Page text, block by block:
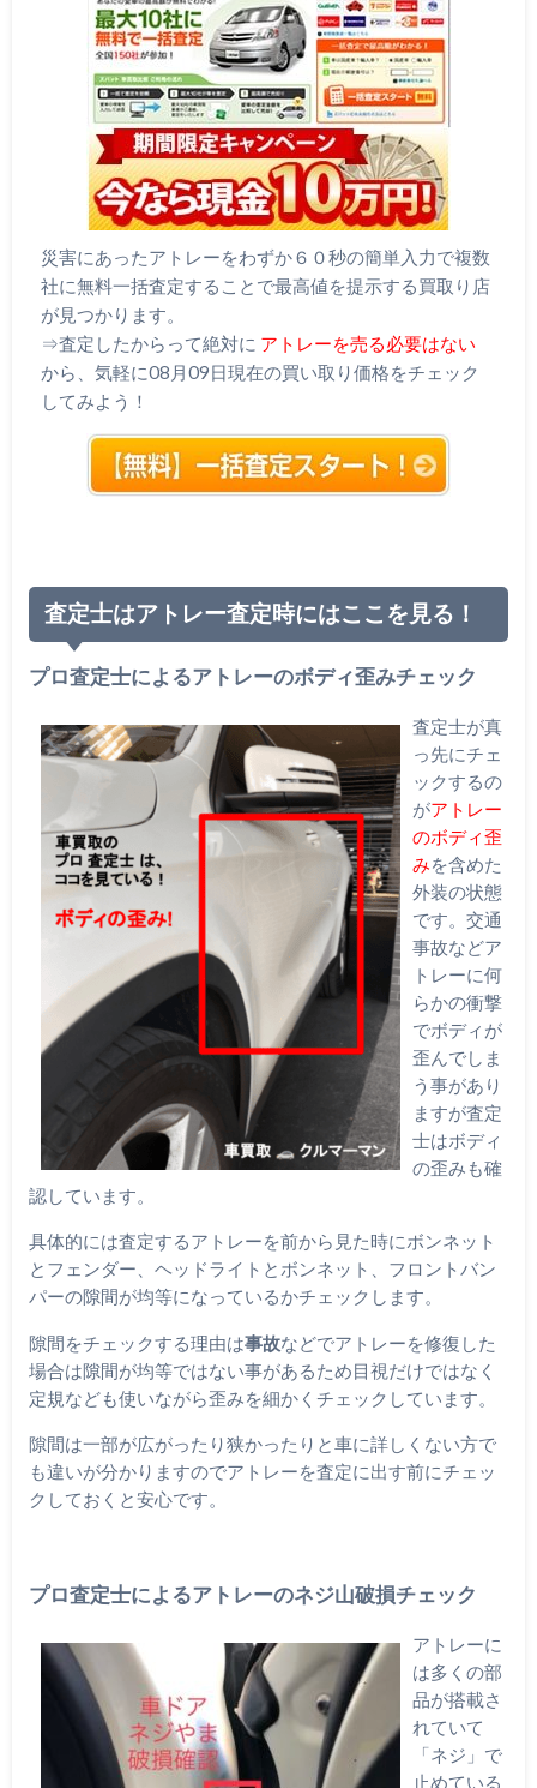
災害にあったアトレーをわずか６０秒の簡単入力で複数
社に無料一括査定することで最高値を提示する買取り店
が見つかります。
⇒査定したからって絶対に アトレーを売る必要はない
から、気軽に08月09日現在の買い取り価格をチェック
してみよう！
査定士はアトレー査定時にはここを見る！
プロ査定士によるアトレーのボディ歪みチェック
査定士が真
っ先にチェ
ックするの
がアトレー
のボディ歪
みを含めた
外装の状態
です。交通
事故などア
トレーに何
らかの衝撃
でボディが
歪んでしま
う事があり
ますが査定
士はボディ
の歪みも確
認しています。
具体的には査定するアトレーを前から見た時にボンネット
とフェンダー、ヘッドライトとボンネット、フロントバン
パーの隙間が均等になっているかチェックします。
隙間をチェックする理由は事故などでアトレーを修復した
場合は隙間が均等ではない事があるため目視だけではなく
定規なども使いながら歪みを細かくチェックしています。
隙間は一部が広がったり狭かったりと車に詳しくない方で
も違いが分かりますのでアトレーを査定に出す前にチェッ
クしておくと安心です。
プロ査定士によるアトレーのネジ山破損チェック
アトレーに
は多くの部
品が搭載さ
れていて
「ネジ」で
止めている